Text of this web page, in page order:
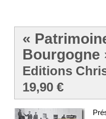
«
Bourgogne
Editions
19,90 €